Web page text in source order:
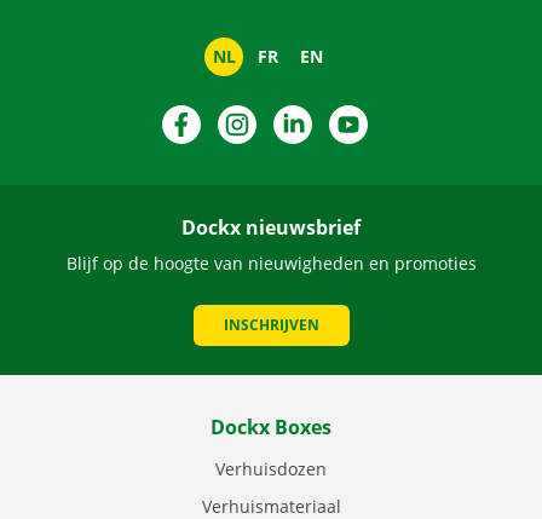
NL FR EN
FacebookInstagramLinkedIn
Dockx nieuwsbrief
Blijf op de hoogte van nieuwigheden en promoties
INSCHRIJVEN
Dockx Boxes
Verhuisdozen
Verhuismateriaal